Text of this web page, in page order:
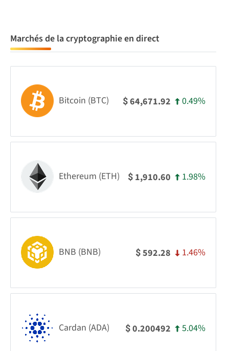
Marchés de la cryptographie en direct
Bitcoin (BTC) $64,671.92 0.49%
Ethereum (ETH) $ 1,910.60 1.98%
BNB (BNB) $592.28 1.46%
Cardan (ADA) $0.200492 5.04%